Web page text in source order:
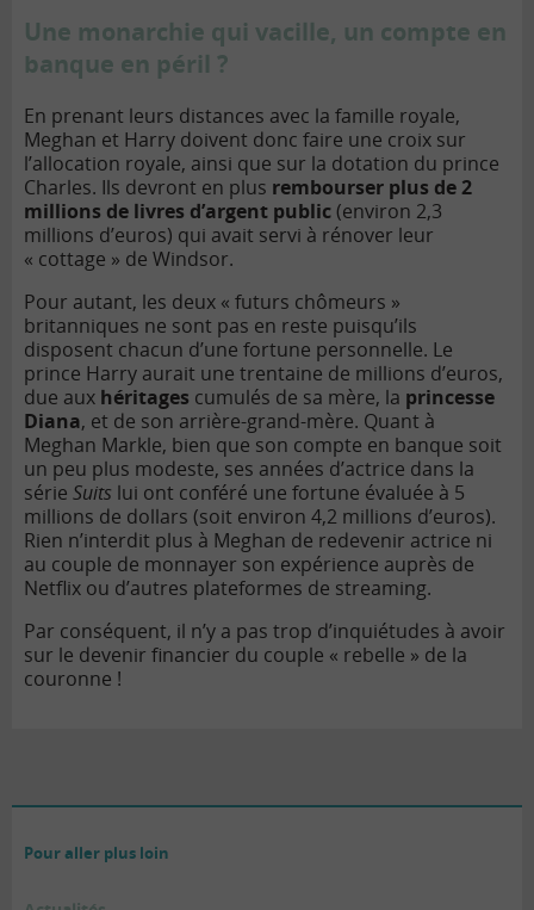
Une monarchie qui vacille, un compte en
banque en péril ?
En prenant leurs distances avec la famille royale,
Meghan et Harry doivent donc faire une croix sur
l’allocation royale, ainsi que sur la dotation du prince
Charles. Ils devront en plus rembourser plus de 2
millions de livres d’argent public(environ 2,3
millions d’euros) qui avait servi à rénover leur
« cottage » de Windsor.
Pour autant, les deux « futurs chômeurs »
britanniques ne sont pas en reste puisqu’ils
disposent chacun d’une fortune personnelle. Le
prince Harry aurait une trentaine de millions d’euros,
due aux héritages cumulés de sa mère, la princesse
Diana, et de son arrière-grand-mère. Quant à
Meghan Markle, bien que son compte en banque soit
un peu plus modeste, ses années d’actrice dans la
série Suits lui ont conféré une fortune évaluée à 5
millions de dollars (soit environ 4,2 millions d’euros).
Rien n’interdit plus à Meghan de redevenir actrice ni
au couple de monnayer son expérience auprès de
Netflix ou d’autres plateformes de streaming.
Par conséquent, il n’y a pas trop d’inquiétudes à avoir
sur le devenir financier du couple « rebelle » de la
couronne !
Pour aller plus loin